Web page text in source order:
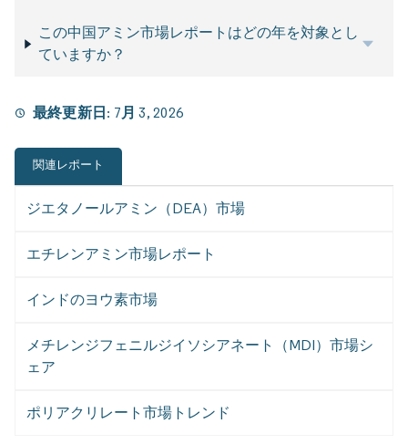
この中国アミン市場レポートはどの年を対象とし
ていますか？
最終更新日: 7月 3, 2026
関連レポート
ジエタノールアミン（DEA）市場
エチレンアミン市場レポート
インドのヨウ素市場
メチレンジフェニルジイソシアネート（MDI）市場シ
ェア
ポリアクリレート市場トレンド